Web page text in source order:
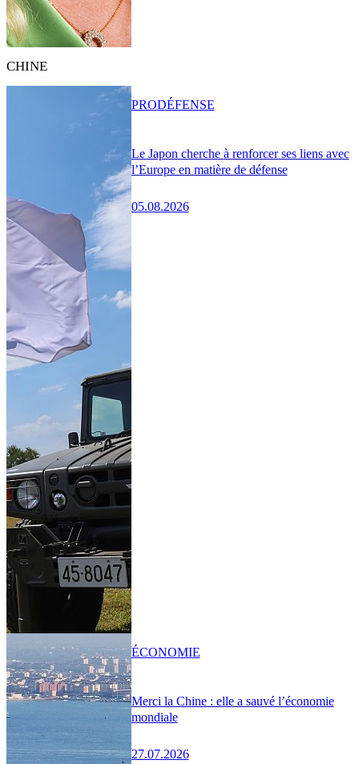
CHINE
Le Japon cherche à renforcer ses liens avec
l’Europe en matière de défense
05.08.2026
PRODÉFENSE
Merci la Chine : elle a sauvé l’économie
mondiale
27.07.2026
ÉCONOMIE